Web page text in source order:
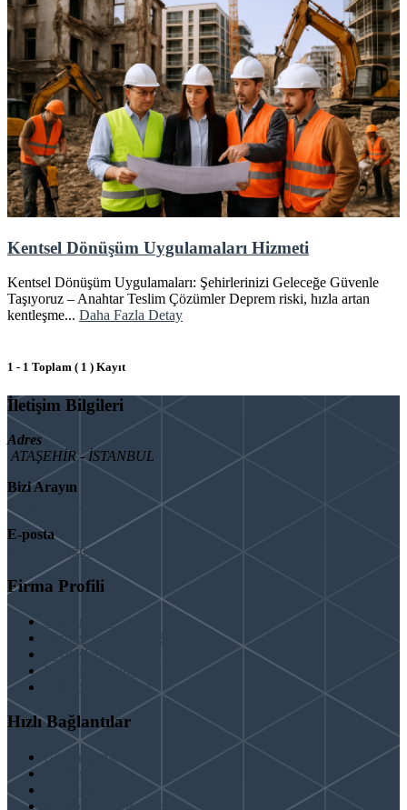
Kentsel Dönüşüm Uygulamaları Hizmeti
Kentsel Dönüşüm Uygulamaları: Şehirlerinizi Geleceğe Güvenle
Taşıyoruz – Anahtar Teslim Çözümler Deprem riski, hızla artan
kentleşme... Daha Fazla Detay
1 - 1 Toplam ( 1 ) Kayıt
İletişim Bilgileri
Adres
ATAŞEHİR - İSTANBUL
Bizi Arayın
E-posta
info@binaguclendir.com
Firma Profili
Hakkımızda
Hizmet Verdiğimiz Bölgeler
Paydaşlarımız
İş Birliği Teklifleri
Şartlar ve Koşullar
Hızlı Bağlantılar
Güçlendirme
Hizmetlerimiz
Test & Analiz & Rapor